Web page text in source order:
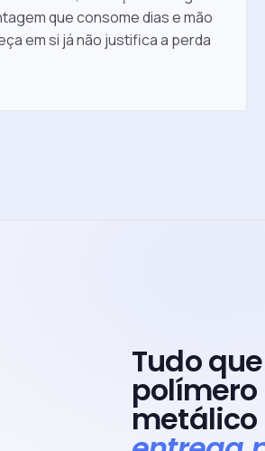
que consome dias e mão
em si já não justifica a perda
Tudo
polímero
metálico